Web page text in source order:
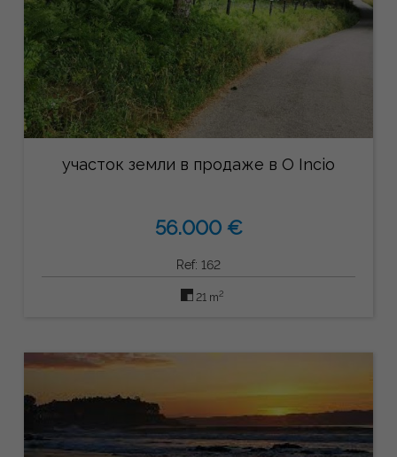
участок земли в продаже в O Incio
56.000 €
Ref: 162
21 m2